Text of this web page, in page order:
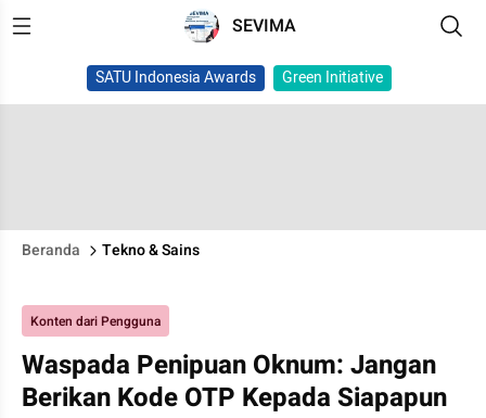
SEVIMA
SATU Indonesia Awards Green Initiative
Beranda Tekno & Sains
Konten dari Pengguna
Waspada Penipuan Oknum: Jangan
Berikan Kode OTP Kepada Siapapun